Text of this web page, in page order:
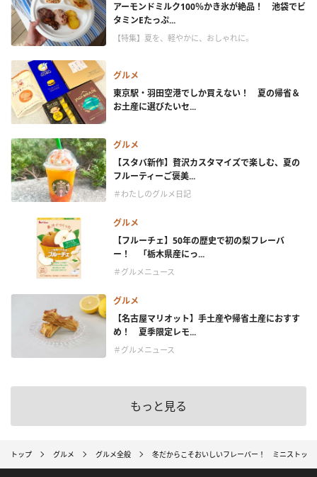
アーモンドミルク100％かき氷が絶品！ 池袋でビ
タミンEたっぷ...
【特集】夏を、軽やかに、おしゃれに。
グルメ
東京駅・羽田空港でしか買えない！ 夏の帰省＆
お土産に選びたいセ...
グルメ
【スタバ新作】贅沢カスタマイズで楽しむ、夏の
フルーティーご褒美...
＃わたしのグルメ日記
グルメ
【フルーチェ】50年の歴史で初の梨フレーバ
ー！ 「栃木県産にっ...
＃グルメニュース
グルメ
【名古屋マリオット】手土産や帰省土産におすす
め！ 夏季限定レモ...
＃グルメニュース
もっと見る
トップ グルメ グルメ全般 冬だからこそおいしいフレーバー！ ミニストッ